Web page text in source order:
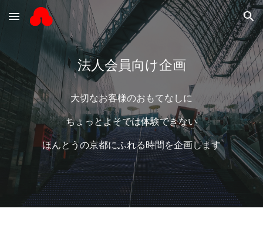
Skip to main content Skip to navigation
法人会員向け企画
大切なお客様のおもてなしに
ちょっとよそでは体験できない
ほんとうの京都にふれる時間を企画します